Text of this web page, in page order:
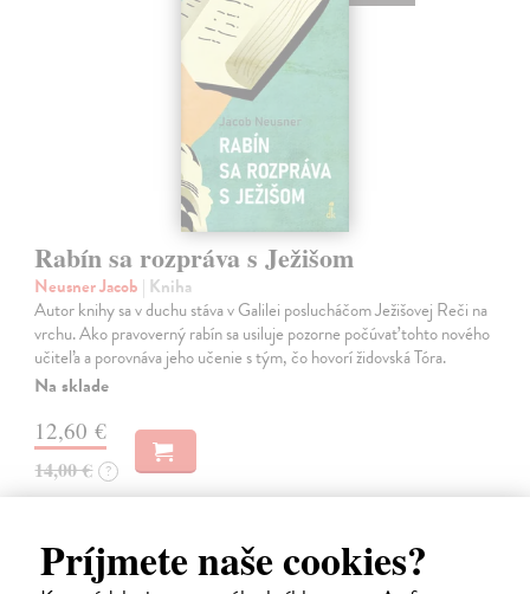
Príjmete naše cookies?
Rabín sa rozpráva s Ježišom
Neusner Jacob | Kniha
Autor knihy sa v duchu stáva v Galilei poslucháčom Ježišovej Reči na
vrchu. Ako pravoverný rabín sa usiluje pozorne počúvať tohto nového
učiteľa a porovnáva jeho učenie s tým, čo hovorí židovská Tóra.
Na sklade
12,60 €
14,00 € ?